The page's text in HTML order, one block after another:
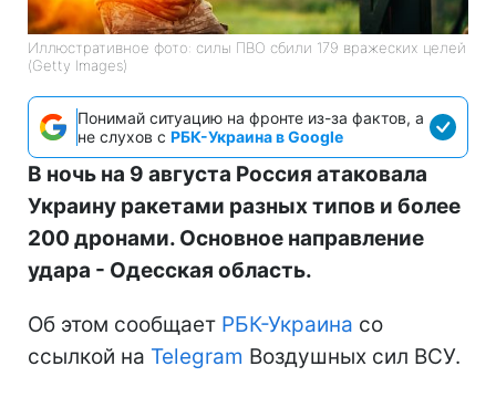
Иллюстративное фото: силы ПВО сбили 179 вражеских целей
(Getty Images)
Понимай ситуацию на фронте из-за фактов, а
не слухов с РБК-Украина в Google
В ночь на 9 августа Россия атаковала
Украину ракетами разных типов и более
200 дронами. Основное направление
удара - Одесская область.
Об этом сообщает РБК-Украина со
ссылкой на Telegram Воздушных сил ВСУ.